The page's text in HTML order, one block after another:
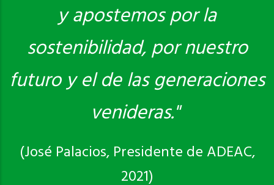
y apostemos por la
sostenibilidad, por nuestro
futuro y el de las generaciones
venideras."
(José Palacios, Presidente de ADEAC,
2021)